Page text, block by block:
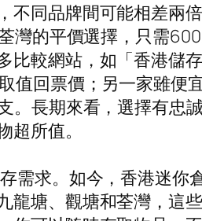
同品牌間可能相差兩
灣的平價選擇，只需
較網站，如「香港儲
值回票價；另一家雖便
。長期來看，選擇有忠
所值。
需求。如今，香港迷你
龍塘、觀塘和荃灣，這